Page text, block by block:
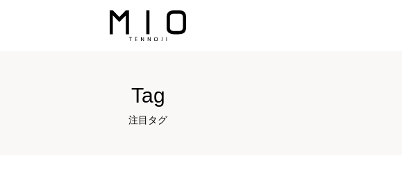
Tag
注目タグ